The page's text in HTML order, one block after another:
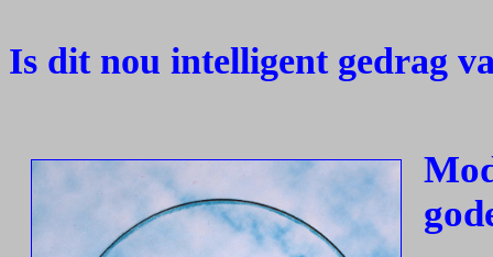
Is dit nou intelligent gedrag